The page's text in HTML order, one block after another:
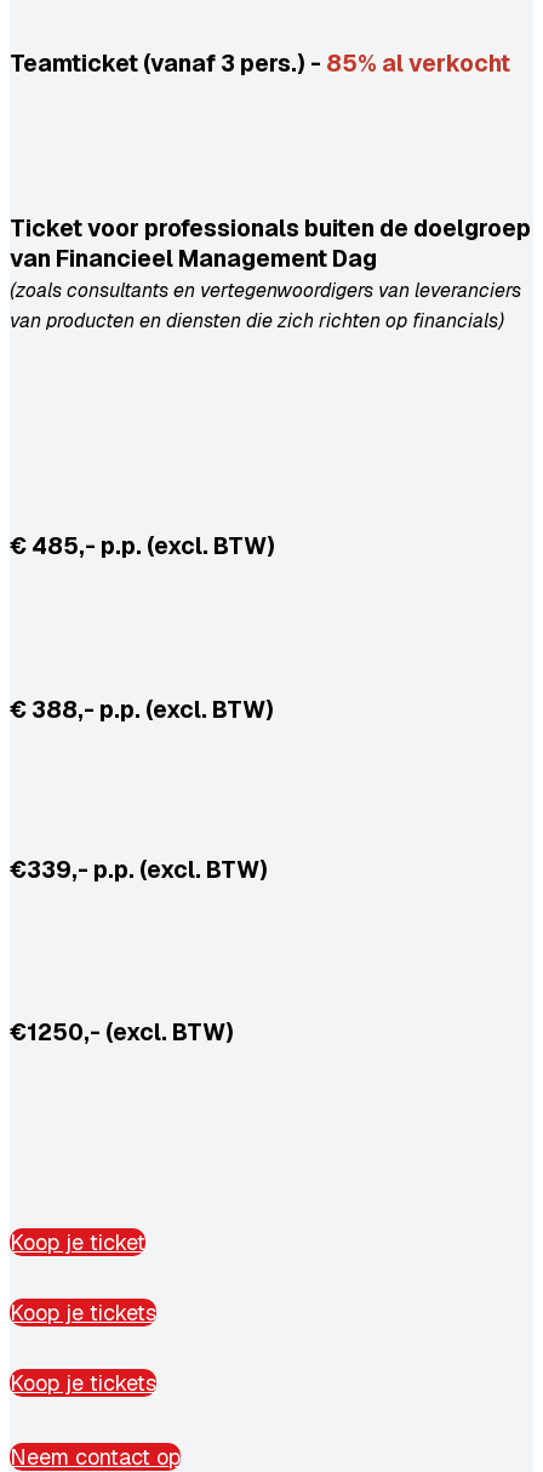
Teamticket (vanaf 3 pers.) - 85% al verkocht
Ticket voor professionals buiten de doelgroep
van Financieel Management Dag
(zoals consultants en vertegenwoordigers van leveranciers
van producten en diensten die zich richten op financials)
€ 485,- p.p. (excl. BTW)
€ 388,- p.p. (excl. BTW)
€339,- p.p. (excl. BTW)
€1250,- (excl. BTW)
Koop je ticket
Koop je tickets
Koop je tickets
Neem contact op